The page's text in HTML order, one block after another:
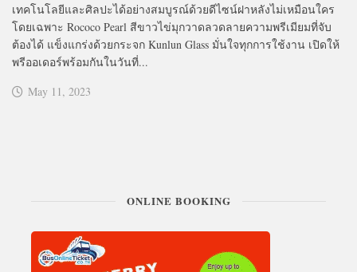
เทคโนโลยีและศิลปะได้อย่างสมบูรณ์ด้วยดีไซน์ฝาหลังไม่เหมือนใคร
โดยเฉพาะ Rococo Pearl สีขาวไข่มุกวาดลวดลายความพรีเมียมที่จับ
ต้องได้ แข็งแกร่งด้วยกระจก Kunlun Glass มั่นใจทุกการใช้งาน เปิดให้
พรีออเดอร์พร้อมกันในวันที่...
May 11, 2023
ONLINE BOOKING